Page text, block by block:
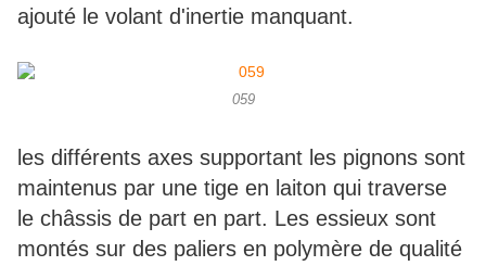
ajouté le volant d'inertie manquant.
059
les différents axes supportant les pignons sont
maintenus par une tige en laiton qui traverse
le châssis de part en part. Les essieux sont
montés sur des paliers en polymère de qualité